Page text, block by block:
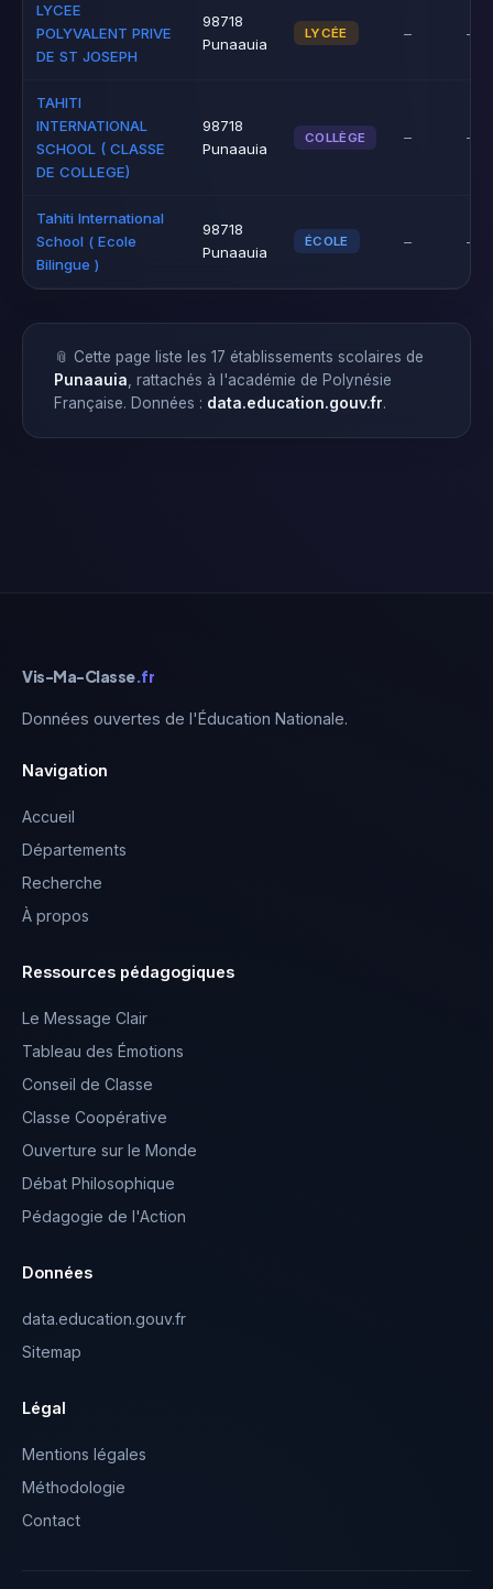
LYCEE
POLYVALENT PRIVE
DE ST JOSEPH
98718
Punaauia
LYCÉE – –
TAHITI
INTERNATIONAL
SCHOOL ( CLASSE
DE COLLEGE)
98718
Punaauia
COLLÈGE – –
Tahiti International
School ( Ecole
Bilingue )
98718
Punaauia
ÉCOLE – –
📎 Cette page liste les 17 établissements scolaires de
Punaauia , rattachés à l'académie de Polynésie
Française. Données : data.education.gouv.fr.
Vis-Ma-Classe.fr
Données ouvertes de l'Éducation Nationale.
Navigation
Accueil
Départements
Recherche
À propos
Ressources pédagogiques
Le Message Clair
Tableau des Émotions
Conseil de Classe
Classe Coopérative
Ouverture sur le Monde
Débat Philosophique
Pédagogie de l'Action
Données
data.education.gouv.fr
Sitemap
Légal
Mentions légales
Méthodologie
Contact